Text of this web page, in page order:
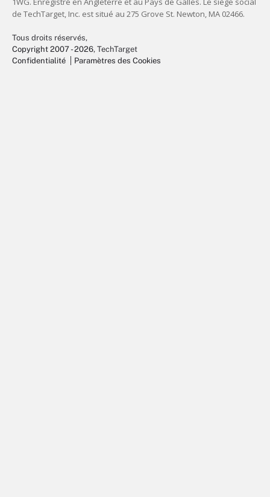
Tous droits réservés,
Copyright 2007 - 2026, TechTarget
Confidentialité
Paramètres des Cookies